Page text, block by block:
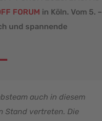
FORUM in Köln. Vom 5. –
und spannende
auch in diesem
Stand vertreten. Die